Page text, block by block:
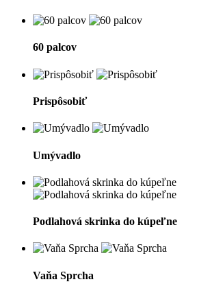
60 palcov
Prispôsobiť
Umývadlo
Podlahová skrinka do kúpeľne
Vaňa Sprcha